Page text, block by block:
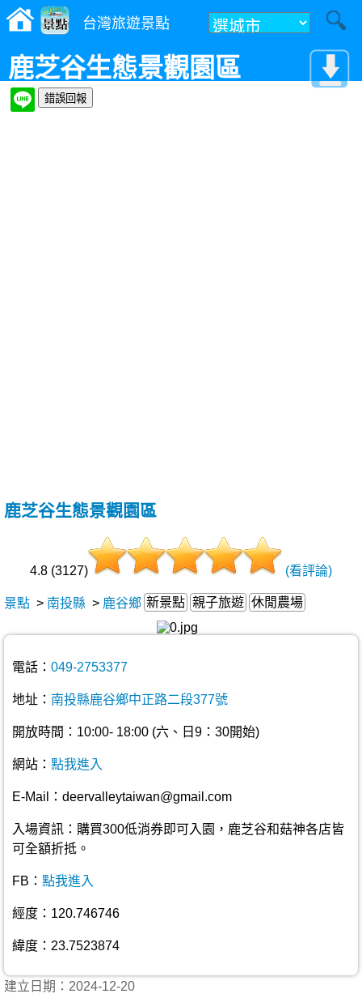
台灣旅遊景點
鹿芝谷生態景觀園區
鹿芝谷生態景觀園區
4.8 (3127) (看評論)
景點 > 南投縣 > 鹿谷鄉 新景點 親子旅遊 休閒農場
電話： 049-2753377
地址： 南投縣鹿谷鄉中正路二段377號
開放時間：10:00- 18:00 (六、日9：30開始)
網站： 點我進入
E-Mail：deervalleytaiwan@gmail.com
入場資訊：購買300低消券即可入園，鹿芝谷和菇神各店皆
可全額折抵。
FB： 點我進入
經度：120.746746
緯度：23.7523874
建立日期：2024-12-20